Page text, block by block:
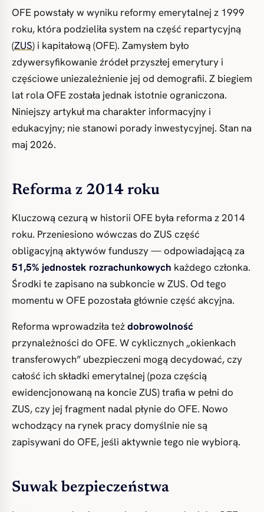
OFE powstały w wyniku reformy emerytalnej z 1999
roku, która podzieliła system na część repartycyjną
(ZUS) i kapitałową (OFE). Zamysłem było
zdywersyfikowanie źródeł przyszłej emerytury i
częściowe uniezależnienie jej od demografii. Z biegiem
lat rola OFE została jednak istotnie ograniczona.
Niniejszy artykuł ma charakter informacyjny i
edukacyjny; nie stanowi porady inwestycyjnej. Stan na
maj 2026.
Reforma z 2014 roku
Kluczową cezurą w historii OFE była reforma z 2014
roku. Przeniesiono wówczas do ZUS część
obligacyjną aktywów funduszy — odpowiadającą za
51,5% jednostek rozrachunkowych każdego członka.
Środki te zapisano na subkoncie w ZUS. Od tego
momentu w OFE pozostała głównie część akcyjna.
Reforma wprowadziła teżdobrowolność
przynależności do OFE. W cyklicznych „okienkach
transferowych” ubezpieczeni mogą decydować, czy
całość ich składki emerytalnej (poza częścią
ewidencjonowaną na koncie ZUS) trafia w pełni do
ZUS, czy jej fragment nadal płynie do OFE. Nowo
wchodzący na rynek pracy domyślnie nie są
zapisywani do OFE, jeśli aktywnie tego nie wybiorą.
Suwak bezpieczeństwa